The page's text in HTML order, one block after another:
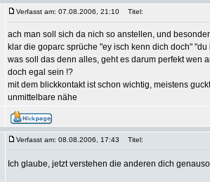
Verfasst am: 07.08.2006, 21:10 Titel:
ach man soll sich da nich so anstellen, und
klar die goparc sprüche "ey isch kenn dich doch"
was soll das denn alles, geht es darum perfekt wen
doch egal sein !?
mit dem blickkontakt ist schon wichtig, meistens
unmittelbare nähe
Verfasst am: 08.08.2006, 17:43 Titel:
Ich glaube, jetzt verstehen die anderen dich